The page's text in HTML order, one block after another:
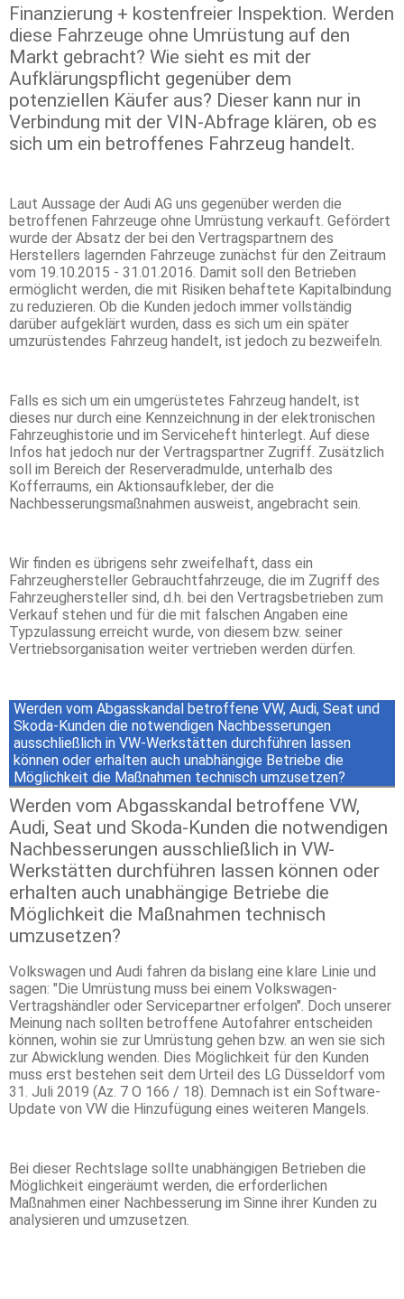
Finanzierung + kostenfreier Inspektion. Werden
diese Fahrzeuge ohne Umrüstung auf den
Markt gebracht? Wie sieht es mit der
Aufklärungspflicht gegenüber dem
potenziellen Käufer aus? Dieser kann nur in
Verbindung mit der VIN-Abfrage klären, ob es
sich um ein betroffenes Fahrzeug handelt.
Laut Aussage der Audi AG uns gegenüber werden die
betroffenen Fahrzeuge ohne Umrüstung verkauft. Gefördert
wurde der Absatz der bei den Vertragspartnern des
Herstellers lagernden Fahrzeuge zunächst für den Zeitraum
vom 19.10.2015 - 31.01.2016. Damit soll den Betrieben
ermöglicht werden, die mit Risiken behaftete Kapitalbindung
zu reduzieren. Ob die Kunden jedoch immer vollständig
darüber aufgeklärt wurden, dass es sich um ein später
umzurüstendes Fahrzeug handelt, ist jedoch zu bezweifeln.
Falls es sich um ein umgerüstetes Fahrzeug handelt, ist
dieses nur durch eine Kennzeichnung in der elektronischen
Fahrzeughistorie und im Serviceheft hinterlegt. Auf diese
Infos hat jedoch nur der Vertragspartner Zugriff. Zusätzlich
soll im Bereich der Reserveradmulde, unterhalb des
Kofferraums, ein Aktionsaufkleber, der die
Nachbesserungsmaßnahmen ausweist, angebracht sein.
Wir finden es übrigens sehr zweifelhaft, dass ein
Fahrzeughersteller Gebrauchtfahrzeuge, die im Zugriff des
Fahrzeughersteller sind, d.h. bei den Vertragsbetrieben zum
Verkauf stehen und für die mit falschen Angaben eine
Typzulassung erreicht wurde, von diesem bzw. seiner
Vertriebsorganisation weiter vertrieben werden dürfen.
Werden vom Abgasskandal betroffene VW, Audi, Seat und
Skoda-Kunden die notwendigen Nachbesserungen
ausschließlich in VW-Werkstätten durchführen lassen
können oder erhalten auch unabhängige Betriebe die
Möglichkeit die Maßnahmen technisch umzusetzen?
Werden vom Abgasskandal betroffene VW,
Audi, Seat und Skoda-Kunden die notwendigen
Nachbesserungen ausschließlich in VW-
Werkstätten durchführen lassen können oder
erhalten auch unabhängige Betriebe die
Möglichkeit die Maßnahmen technisch
umzusetzen?
Volkswagen und Audi fahren da bislang eine klare Linie und
sagen: "Die Umrüstung muss bei einem Volkswagen-
Vertragshändler oder Servicepartner erfolgen". Doch unserer
Meinung nach sollten betroffene Autofahrer entscheiden
können, wohin sie zur Umrüstung gehen bzw. an wen sie sich
zur Abwicklung wenden. Dies Möglichkeit für den Kunden
muss erst bestehen seit dem Urteil des LG Düsseldorf vom
31. Juli 2019 (Az. 7 O 166 / 18). Demnach ist ein Software-
Update von VW die Hinzufügung eines weiteren Mangels.
Bei dieser Rechtslage sollte unabhängigen Betrieben die
Möglichkeit eingeräumt werden, die erforderlichen
Maßnahmen einer Nachbesserung im Sinne ihrer Kunden zu
analysieren und umzusetzen.